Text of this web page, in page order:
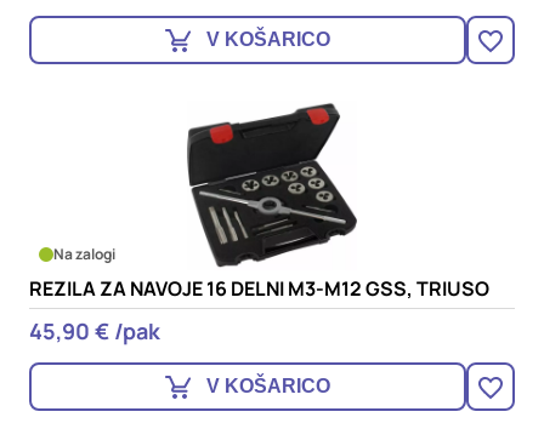
V KOŠARICO
Na zalogi
REZILA ZA NAVOJE 16 DELNI M3-M12 GSS, TRIUSO
45,90 € /pak
V KOŠARICO